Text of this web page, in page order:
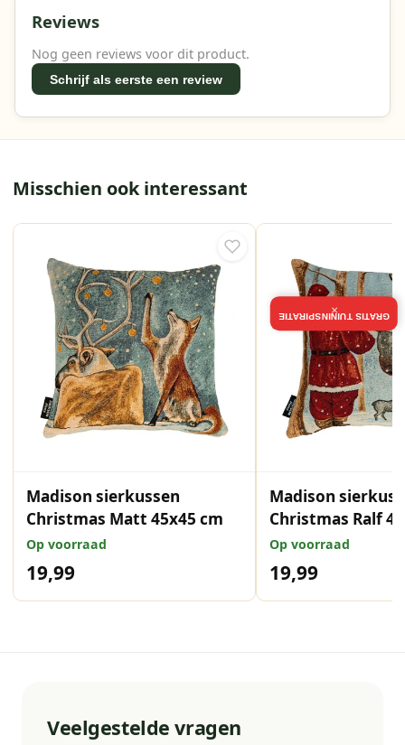
Reviews
Nog geen reviews voor dit product.
Schrijf als eerste een review
Misschien ook interessant
Madison sierkussen
Christmas Matt 45x45 cm
Op voorraad
19,99
Madison
Christmas Ralf
Op voorraad
19,99
Veelgestelde vragen
GRATIS TUININSPIRATIE
×